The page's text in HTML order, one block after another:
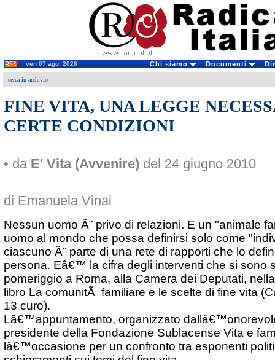
ven 07 ago. 2026 Chi siamo Documenti
cerca in archivio
FINE VITA, UNA LEGGE
CERTE CONDIZIONI
• da E' Vita (Avvenire) del 24 giugno 2010
di Emanuela Vinai
Nessun uomo Ã¨ privo di relazioni. E un "animale
uomo al mondo che possa definirsi solo come
ciascuno Ã¨ parte di una rete di rapporti che lo
persona. Eâ€™ la cifra degli interventi che si sono
pomeriggio a Roma, alla Camera dei Deputati,
libro La comunitÃ familiare e le scelte di fine vita
13 curo).
Lâ€™appuntamento, organizzato
presidente della Fondazione Sublacense Vita e
lâ€™occasione per un confronto tra esponenti